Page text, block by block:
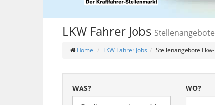
LKW Fahrer Jobs
Home LKW Fahrer Jobs Stellenangebote
WAS? WO?